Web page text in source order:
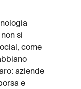
si
come
aziende
e